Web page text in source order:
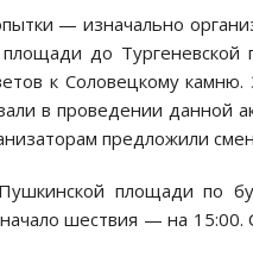
— изначально
до
к Соловецкому камню.
в проведении данной
предложили
площади по
шествия — на